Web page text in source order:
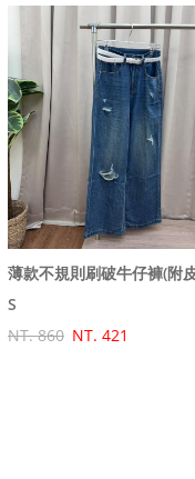
薄款不規則刷破牛仔褲(附
S
NT. 860 NT. 421